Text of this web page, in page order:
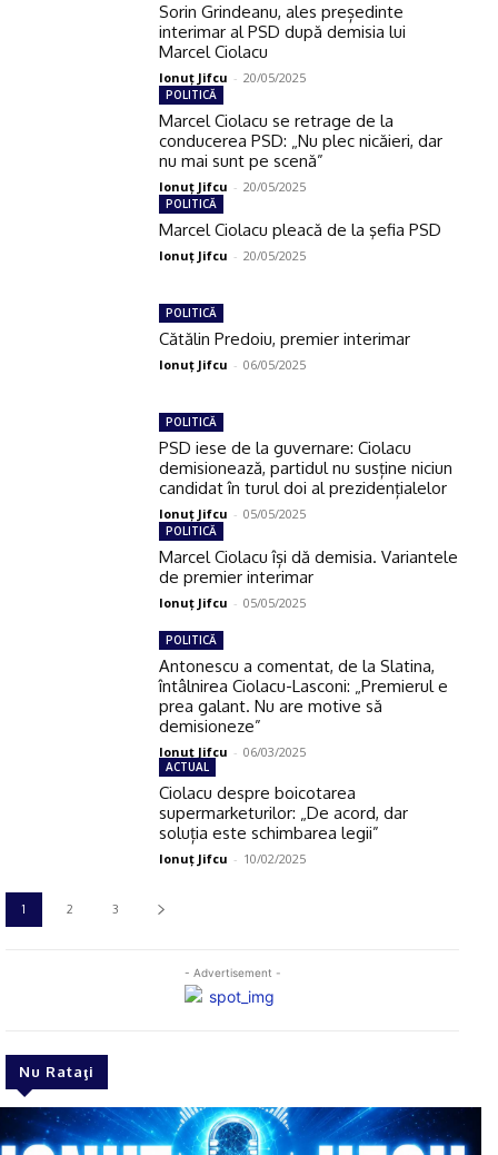
- Advertisement -
Nu Rataţi
Sorin Grindeanu, ales președinte
interimar al PSD după demisia lui
Marcel Ciolacu
Ionuţ Jifcu - 20/05/2025
POLITICĂ
Marcel Ciolacu se retrage de la
conducerea PSD: „Nu plec nicăieri, dar
nu mai sunt pe scenă”
Ionuţ Jifcu - 20/05/2025
POLITICĂ
Marcel Ciolacu pleacă de la şefia PSD
Ionuţ Jifcu - 20/05/2025
POLITICĂ
Cătălin Predoiu, premier interimar
Ionuţ Jifcu - 06/05/2025
POLITICĂ
PSD iese de la guvernare: Ciolacu
demisionează, partidul nu susține niciun
candidat în turul doi al prezidențialelor
Ionuţ Jifcu - 05/05/2025
POLITICĂ
Marcel Ciolacu își dă demisia. Variantele
de premier interimar
Ionuţ Jifcu - 05/05/2025
POLITICĂ
Antonescu a comentat, de la Slatina,
întâlnirea Ciolacu-Lasconi: „Premierul e
prea galant. Nu are motive să
demisioneze”
Ionuţ Jifcu - 06/03/2025
ACTUAL
Ciolacu despre boicotarea
supermarketurilor: „De acord, dar
soluția este schimbarea legii”
Ionuţ Jifcu - 10/02/2025
1 2 3